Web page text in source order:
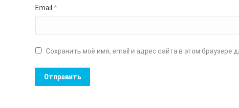
Email *
Сохранить моё имя, email и адрес сайта в этом браузере